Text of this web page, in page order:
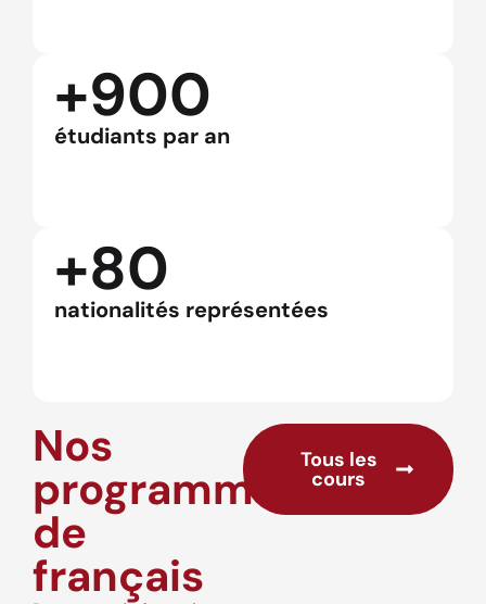
+900
étudiants par an
+80
nationalités représentées
Nos
programmes
de
français
Tous les
cours